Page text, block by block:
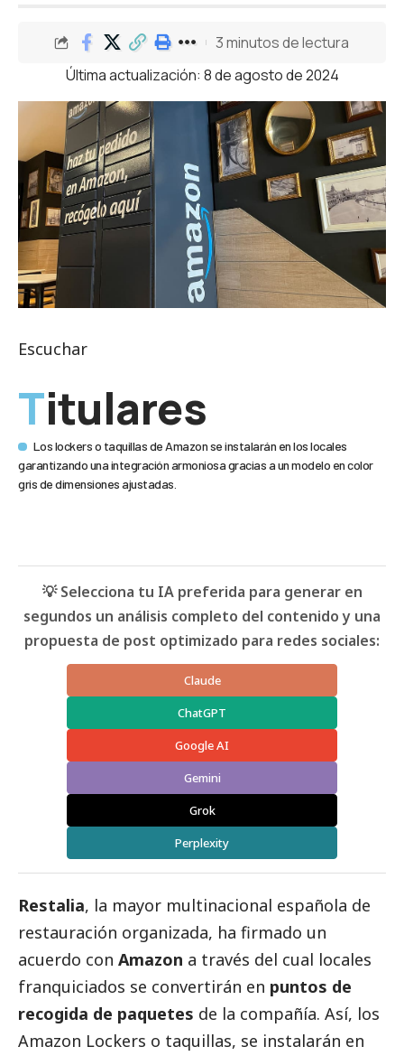
Última actualización: 8 de agosto de 2024
3 minutos de lectura
Escuchar
Titulares
Los lockers o taquillas de Amazon se instalarán en los locales
garantizando una integración armoniosa gracias a un modelo en color
gris de dimensiones ajustadas.
💡 Selecciona tu IA preferida para generar en
segundos un análisis completo del contenido y una
propuesta de post optimizado para redes sociales:
Claude
ChatGPT
Google AI
Gemini
Grok
Perplexity
Restalia, la mayor multinacional española de
restauración organizada, ha firmado un
acuerdo con Amazon a través del cual locales
franquiciados se convertirán en puntos de
recogida de paquetes de la compañía. Así, los
Amazon Lockers o taquillas, se instalarán en